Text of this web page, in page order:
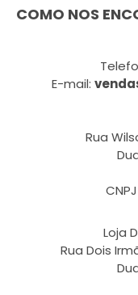
COMO NOS
E-mail:
Rua
Loja
Rua Dois